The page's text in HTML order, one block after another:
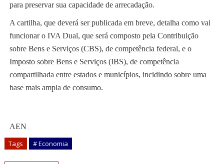
para preservar sua capacidade de arrecadação.
A cartilha, que deverá ser publicada em breve, detalha como vai
funcionar o IVA Dual, que será composto pela Contribuição
sobre Bens e Serviços (CBS), de competência federal, e o
Imposto sobre Bens e Serviços (IBS), de competência
compartilhada entre estados e municípios, incidindo sobre uma
base mais ampla de consumo.
AEN
Tags # Economia